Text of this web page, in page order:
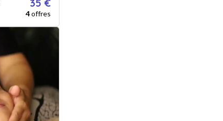
35 €
4offres